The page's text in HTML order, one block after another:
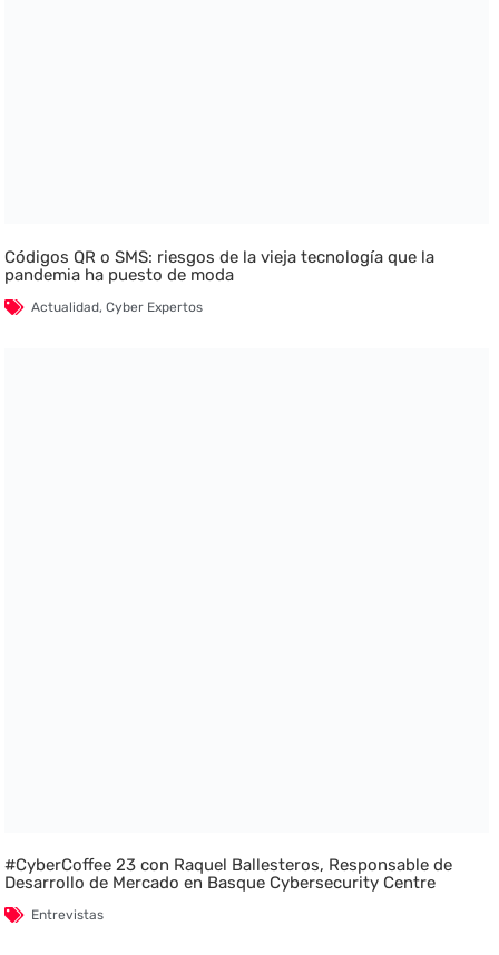
Códigos QR o SMS: riesgos de la vieja tecnología que la
pandemia ha puesto de moda
Actualidad,Cyber Expertos
#CyberCoffee 23 con Raquel Ballesteros, Responsable de
Desarrollo de Mercado en Basque Cybersecurity Centre
Entrevistas